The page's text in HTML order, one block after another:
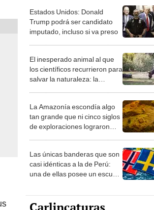
Estados Unidos: Donald
Trump podrá ser candidato
imputado, incluso si va preso
El inesperado animal al que
los científicos recurrieron para
salvar la naturaleza: la
desierto en un paisaje con
más vida
La Amazonía escondía algo
tan grande que ni cinco siglos
de exploraciones lograron
sabía sobre su pasado
Las únicas banderas que son
casi idénticas a la de Perú:
una de ellas posee un escudo